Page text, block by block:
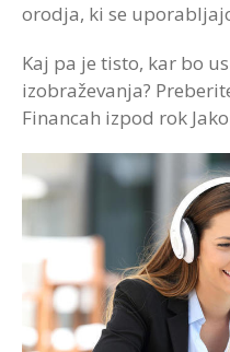
orodja, ki se
Kaj pa je tisto, kar bo
izobraževanja?
Financah izpod rok